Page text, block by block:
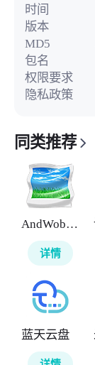
时间
版本
MD5
包名
权限要求
隐私政策
同类推荐
AndWobble
详情
蓝天云盘